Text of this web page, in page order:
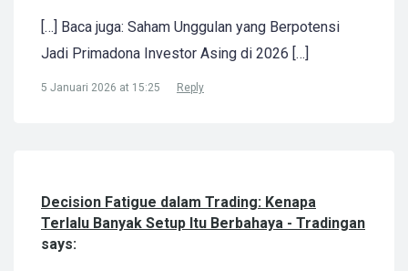
[…] Baca juga: Saham Unggulan yang Berpotensi
Jadi Primadona Investor Asing di 2026 […]
5 Januari 2026 at 15:25 Reply
Decision Fatigue dalam Trading: Kenapa
Terlalu Banyak Setup Itu Berbahaya - Tradingan
says: